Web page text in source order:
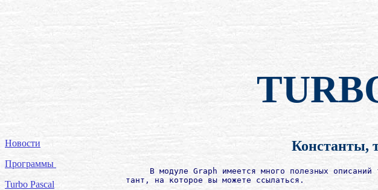
Новости
Программы
Turbo Pascal
Константы,
В модуле Graph имеется много полезных описаний
        тант, на которое вы можете ссылаться.